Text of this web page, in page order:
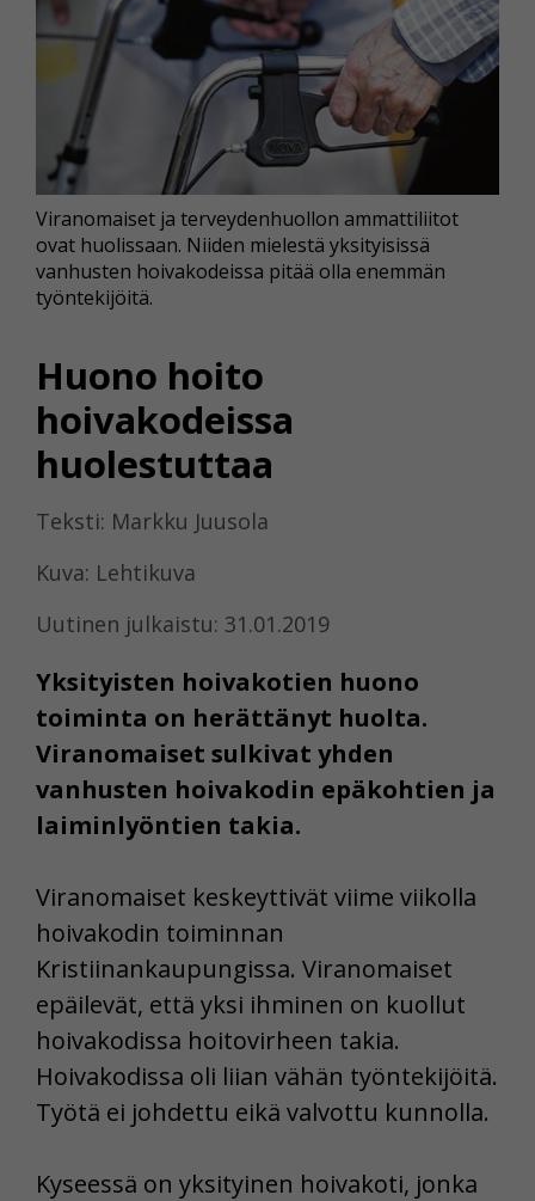
Huono hoito
hoivakodeissa
huolestuttaa
Teksti: Markku Juusola
Kuva: Lehtikuva
Uutinen julkaistu: 31.01.2019
Yksityisten hoivakotien huono
toiminta on herättänyt huolta.
Viranomaiset sulkivat yhden
vanhusten hoivakodin epäkohtien ja
laiminlyöntien takia.
Viranomaiset ja terveydenhuollon ammattiliitot
ovat huolissaan. Niiden mielestä yksityisissä
vanhusten hoivakodeissa pitää olla enemmän
työntekijöitä.
Viranomaiset keskeyttivät viime viikolla
hoivakodin toiminnan
Kristiinankaupungissa. Viranomaiset
epäilevät, että yksi ihminen on kuollut
hoivakodissa hoitovirheen takia.
Hoivakodissa oli liian vähän työntekijöitä.
Työtä ei johdettu eikä valvottu kunnolla.
Kyseessä on yksityinen hoivakoti, jonka